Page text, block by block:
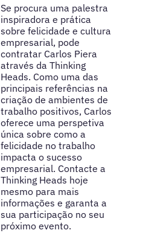
Se procura uma palestra
inspiradora e prática
sobre felicidade e cultura
empresarial, pode
contratar Carlos Piera
através da Thinking
Heads. Como uma das
principais referências na
criação de ambientes de
trabalho positivos, Carlos
oferece uma perspetiva
única sobre como a
felicidade no trabalho
impacta o sucesso
empresarial. Contacte a
Thinking Heads hoje
mesmo para mais
informações e garanta a
sua participação no seu
próximo evento.